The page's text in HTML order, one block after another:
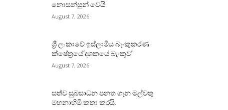
නොසන්සුන් වෙයි
August 7, 2026
ශ්‍රී ලංකාවේ ඉස්ලාමීය බැංකුකරණ
ක්ෂේත්‍රයේ‘දශකයේ බැංකුව’
August 7, 2026
සත්ව සුබසාධන පනත ගැන මල්වතු
මහනාහිමි කතා කරයි.